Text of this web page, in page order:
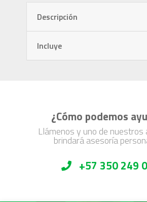
Descripción
Incluye
¿Cómo podemos
Llámenos y uno de
brindará asesoría
+57 350 249